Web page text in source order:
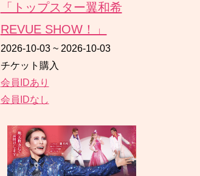
「トップスター翼和希
REVUE SHOW！」
2026-10-03 ~ 2026-10-03
チケット購入
会員IDあり
会員IDなし